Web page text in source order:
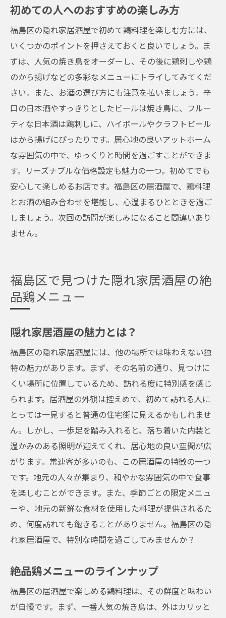
初めての人へのおすすめの楽しみ方
福島区の隠れ家居酒屋で初めて鶏料理を楽しむ方には、
いくつかのポイントを押さえておくと良いでしょう。ま
ずは、人気の焼き鳥をオーダーし、その後に鶏刺しや鶏
のから揚げなどの多彩なメニューにトライしてみてくだ
さい。また、お酒の選び方にも注意を払いましょう。辛
口の日本酒やすっきりとしたビールは焼き鳥に、フルー
ティな日本酒は鶏刺しに、ハイボールやクラフトビール
はから揚げにぴったりです。居心地の良いアットホーム
な雰囲気の中で、ゆっくりと時間を過ごすことができま
す。リーズナブルな価格設定も魅力の一つ。初めてでも
安心して楽しめるお店です。福島区の居酒屋で、鶏料理
とお酒の組み合わせを堪能し、心温まるひとときを過ご
しましょう。次回の訪問が楽しみになること間違いあり
ません。
福島区で見つけた隠れ家居酒屋の絶
品鶏メニュー
隠れ家居酒屋の魅力とは？
福島区の隠れ家居酒屋には、他の場所では味わえない独
特の魅力があります。まず、その名前の通り、見つけに
くい場所に位置しているため、訪れる度に特別感を感じ
られます。居酒屋の外観は控えめで、初めて訪れる人に
とっては一見すると普通の住宅街に見えるかもしれませ
ん。しかし、一歩足を踏み入れると、落ち着いた内装と
温かみのある照明が迎えてくれ、居心地の良い空間が広
がります。常連客が多いのも、この居酒屋の特徴の一つ
です。地元の人々が集まり、和やかな雰囲気の中で食事
を楽しむことができます。また、季節ごとの限定メニュ
ーや、地元の新鮮な食材を使用した料理が提供されるた
め、何度訪れても飽きることがありません。福島区の隠
れ家居酒屋で、特別な時間を過ごしてみませんか？
絶品鶏メニューのラインナップ
福島区の居酒屋で楽しめる鶏料理は、その鮮度と味わい
が自慢です。まず、一番人気の焼き鳥は、外はカリッと